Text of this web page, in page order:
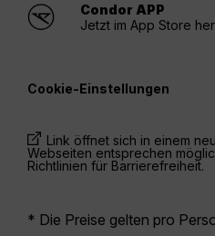
Condor APP
Jetzt im App Store
Cookie-Einstellungen
Link öffnet sich in einem
Webseiten entsprechen
Richtlinien für Barrierefreiheit.
* Die Preise gelten pro